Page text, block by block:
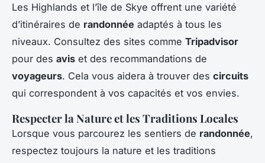
Les Highlands et l’île de Skye offrent une variété
d’itinéraires de randonnée adaptés à tous les
niveaux. Consultez des sites comme Tripadvisor
pour des avis et des recommandations de
voyageurs. Cela vous aidera à trouver des circuits
qui correspondent à vos capacités et vos envies.
Respecter la Nature et les Traditions Locales
Lorsque vous parcourez les sentiers de randonnée,
respectez toujours la nature et les traditions